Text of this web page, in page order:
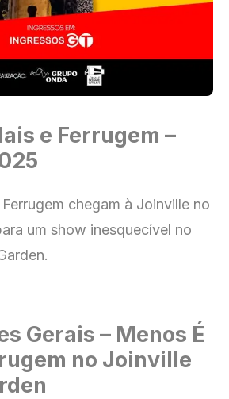
e Ferrugem –
Ferrugem chegam à Joinville no
um show inesquecível no
Gerais – Menos É
no Joinville